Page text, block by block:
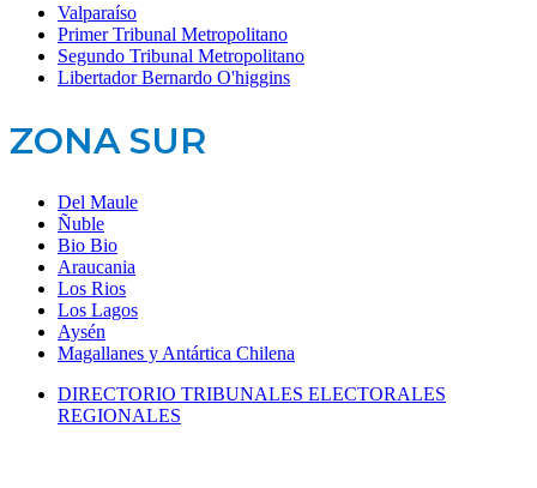
Valparaíso
Primer Tribunal Metropolitano
Segundo Tribunal Metropolitano
Libertador Bernardo O'higgins
ZONA SUR
Del Maule
Ñuble
Bio Bio
Araucania
Los Rios
Los Lagos
Aysén
Magallanes y Antártica Chilena
DIRECTORIO TRIBUNALES ELECTORALES
REGIONALES